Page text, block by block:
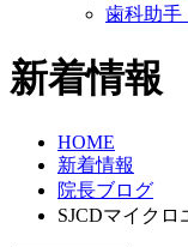
歯科助手
新着情報
HOME
新着情報
院長ブログ
SJCDマイク